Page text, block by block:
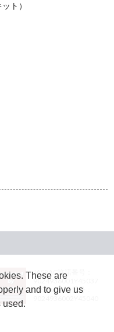
ト）
JASRAC許諾番号：
9024936001Y45037
JASRAC許諾番号：
These are
and to give us
used.